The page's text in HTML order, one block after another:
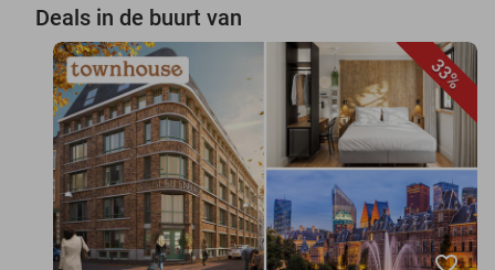
Deals in de buurt van
33%
favorite_border